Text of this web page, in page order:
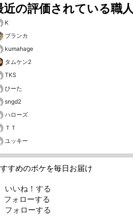
近の評価されている職人
K
ブランカ
kumahage
タムケン2
TKS
ひーた
sngd2
ハローズ
ＴＴ
ユッキー
すめのボケを毎日お届け
いいね！する
ォローする
フォローする